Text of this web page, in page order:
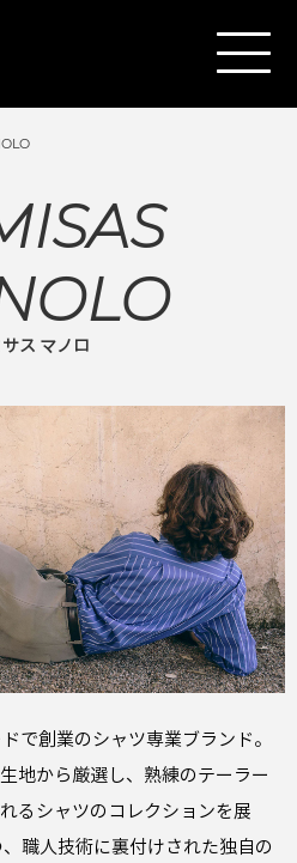
ス マノロ
で創業のシャツ専業ブランド。
地から厳選し、熟練のテーラー
るシャツのコレクションを展
職人技術に裏付けされた独自の